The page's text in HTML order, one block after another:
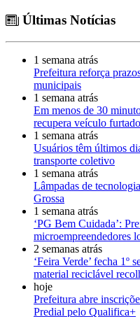
Últimas Notícias
1 semana atrás
Prefeitura reforça
municipais
1 semana atrás
Em menos de 30
recupera veículo
1 semana atrás
Usuários têm últimos
transporte coletivo
1 semana atrás
Lâmpadas de
Grossa
1 semana atrás
‘PG Bem Cuidada’:
microempreendedores
2 semanas atrás
‘Feira Verde’ fecha 1º
material reciclável
hoje
Prefeitura abre
Predial pelo Qualifica+